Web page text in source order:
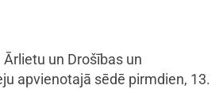
un Drošības un
apvienotajā sēdē pirmdien, 13.